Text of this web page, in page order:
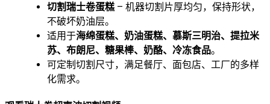
切割瑞士卷蛋糕 – 机器切割片厚均匀，保持形状，
不破坏奶油层。
适用于海绵蛋糕、奶油蛋糕、慕斯三明治、提拉米
苏、布朗尼、糖果棒、奶酪、冷冻食品。
可定制切割尺寸，满足餐厅、面包店、工厂的多样
化需求。